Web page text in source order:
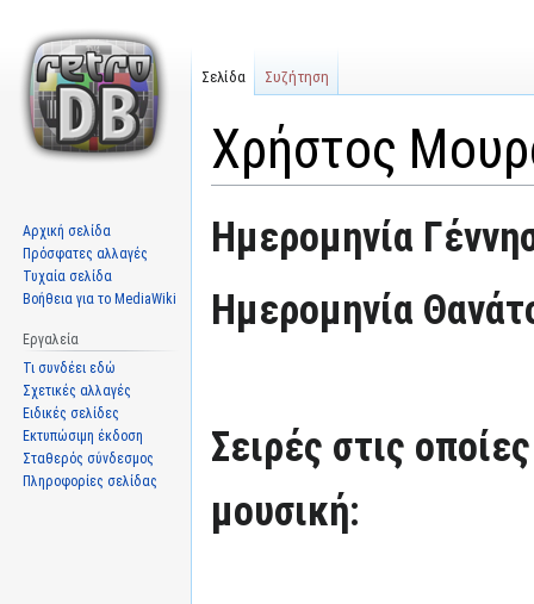
Χρήστος
Μετάβαση
στην
Πήδηση
στην
Ημερομηνία
Ημερομηνία
Σειρές στις
μουσική:
Σελίδα Συζήτηση
Αρχική σελίδα
Πρόσφατες αλλαγές
Τυχαία σελίδα
Βοήθεια για το MediaWiki
Εργαλεία
Τι συνδέει εδώ
Σχετικές αλλαγές
Ειδικές σελίδες
Εκτυπώσιμη έκδοση
Σταθερός σύνδεσμος
Πληροφορίες σελίδας